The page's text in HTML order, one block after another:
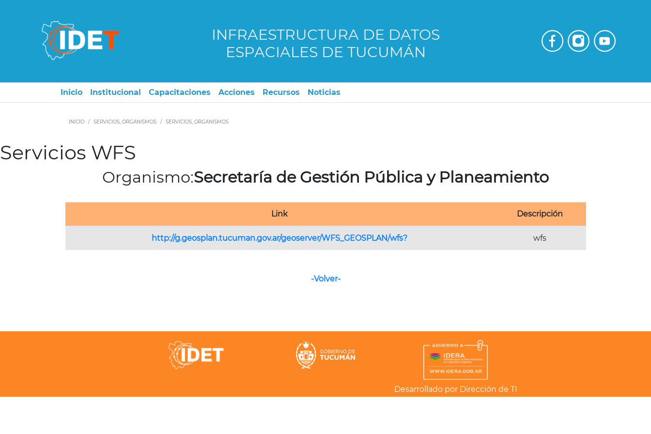
INFRAESTRUCTURA DE DATOS
ESPACIALES DE TUCUMÁN
Inicio Institucional Capacitaciones Acciones Recursos Noticias
INICIO SERVICIOS_ORGANISMOS SERVICIOS_ORGANISMOS
Servicios WFS
Organismo:Secretaría de Gestión Pública y Planeamiento
Link Descripción
http://g.geosplan.tucuman.gov.ar/geoserver/WFS_GEOSPLAN/wfs? wfs
-Volver-
Desarrollado por Dirección de TI